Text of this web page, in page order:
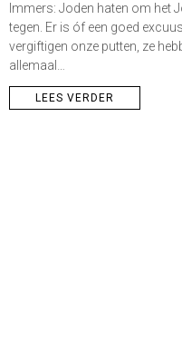
Immers: Joden haten om het
tegen. Er is óf een goed
vergiftigen onze putten, ze
allemaal…
LEES VERDER